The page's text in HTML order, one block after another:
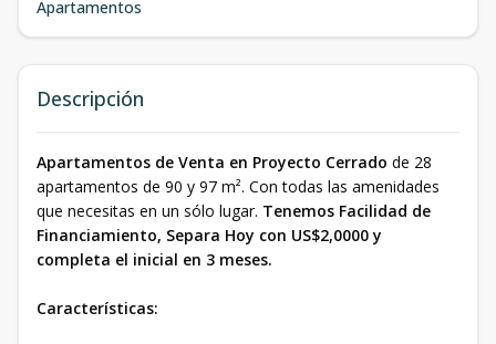
Apartamentos
Descripción
Apartamentos de Venta en Proyecto Cerrado de 28
apartamentos de 90 y 97 m². Con todas las amenidades
que necesitas en un sólo lugar. Tenemos Facilidad de
Financiamiento, Separa Hoy con US$2,0000 y
completa el inicial en 3 meses.
Características: